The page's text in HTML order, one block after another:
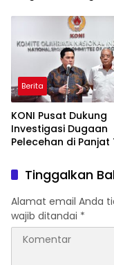
Disabilitas
Berita
KONI Pusat Dukung
Investigasi Dugaan
Pelecehan di Panjat
Tinggalkan
Alamat email Anda
wajib ditandai *